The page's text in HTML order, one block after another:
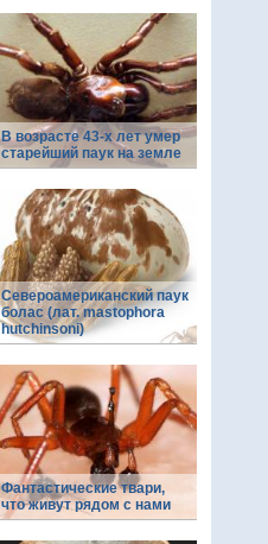
В возрасте 43-х лет умер
старейший паук на земле
Североамериканский паук
болас (лат. mastophora
hutchinsoni)
Фантастические твари,
что живут рядом с нами